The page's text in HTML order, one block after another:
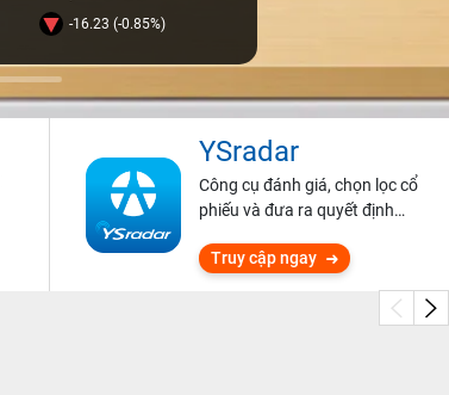
-16.23 (-0.85%)
YSradar
Công cụ đánh giá, chọn lọc cổ
phiếu và đưa ra quyết định
Truy cập ngay